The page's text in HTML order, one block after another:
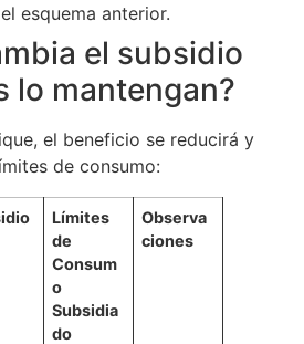
esquema anterior.
el subsidio
lo mantengan?
el beneficio se reducirá y
de consumo:
Límites
de
Consum
o
Subsidia
do
Observa
ciones